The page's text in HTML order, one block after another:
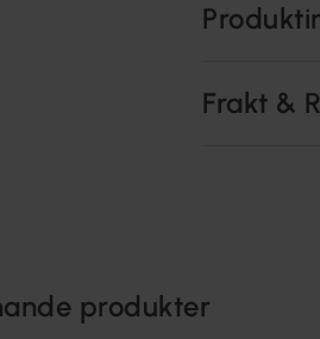
Frakt &
produkter